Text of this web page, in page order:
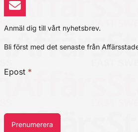
Anmäl dig till vårt nyhetsbrev.
Bli först med det senaste från
Epost *
Prenumerera